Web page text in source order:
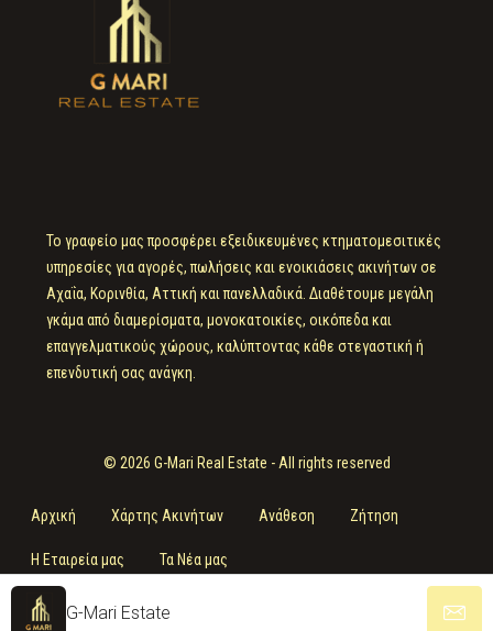
G-Mari Estate
Το γραφείο μας προσφέρει εξειδικευμένες κτηματομεσιτικές
υπηρεσίες για αγορές, πωλήσεις και ενοικιάσεις ακινήτων σε
Αχαΐα, Κορινθία, Αττική και πανελλαδικά. Διαθέτουμε μεγάλη
γκάμα από διαμερίσματα, μονοκατοικίες, οικόπεδα και
επαγγελματικούς χώρους, καλύπτοντας κάθε στεγαστική ή
επενδυτική σας ανάγκη.
© 2026 G-Mari Real Estate - All rights reserved
Αρχική Χάρτης Ακινήτων Ανάθεση Ζήτηση
Η Εταιρεία μας Τα Νέα μας